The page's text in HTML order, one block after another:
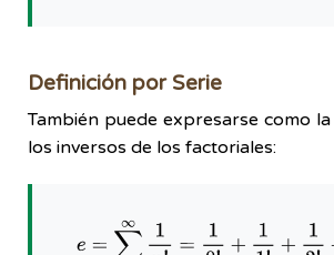
Definición por Serie
También puede expresarse como
los inversos de los factoriales:
e= ∑n= 0∞ 1n !=10 +1 1! +1